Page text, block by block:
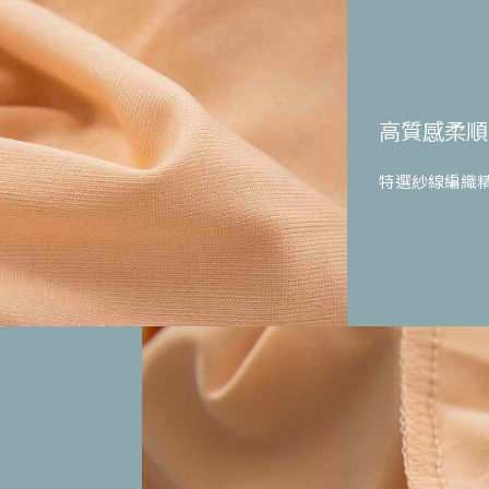
高質感柔
特選紗線編織